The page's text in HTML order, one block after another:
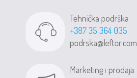
Tehnička podrška
+387 35 364 035
podrska@leftor.com
Marketing i prodaja